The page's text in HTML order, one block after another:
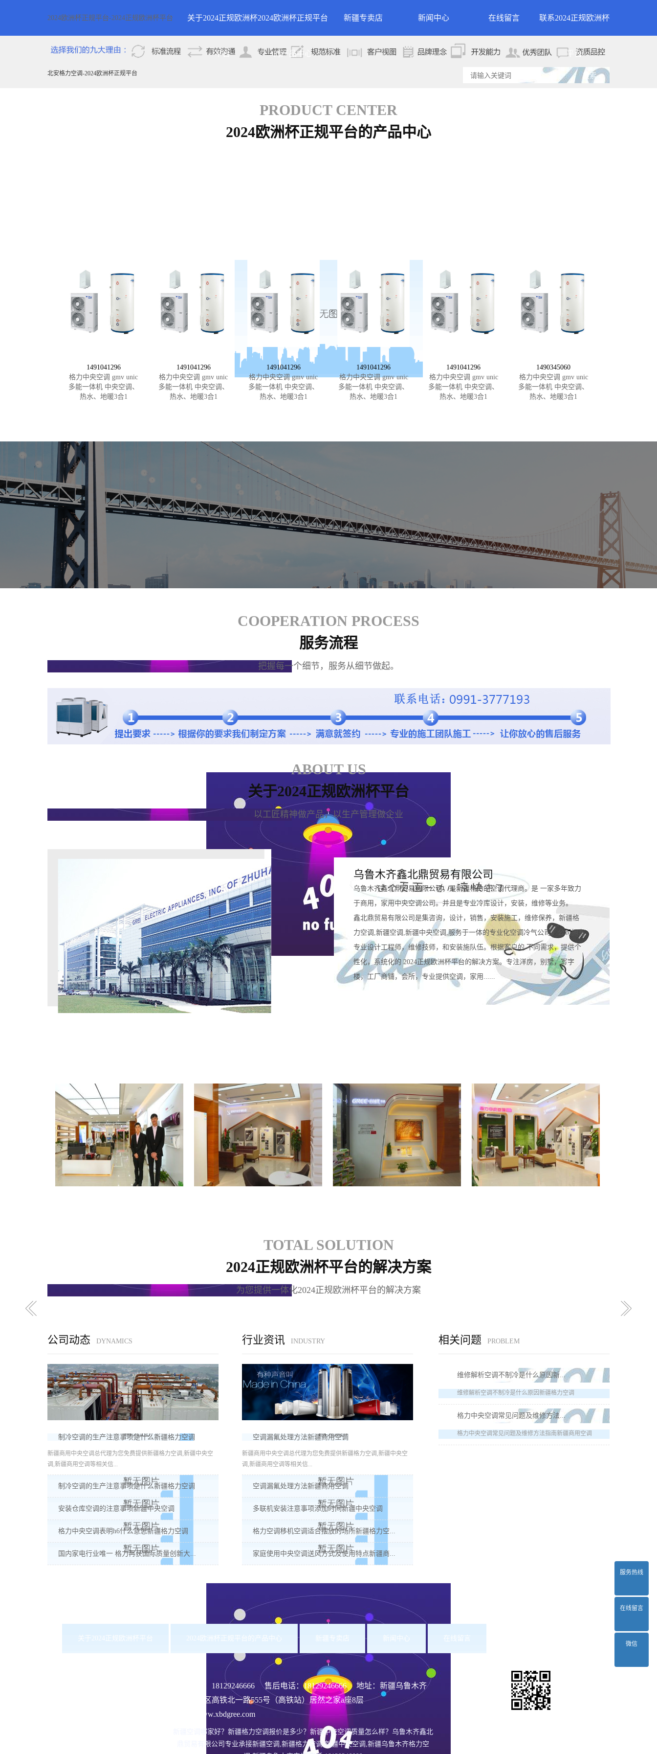
2024欧洲杯正规平台-2024正规欧洲杯平台 关于2024正规欧洲杯
平台
2024欧洲杯正规平台的
2024欧洲杯正规平台
的产品中心
新疆专卖店 新闻中心 在线留言 联系2024正规欧洲杯
平台
北安格力空调-2024欧洲杯正规平台
PRODUCT CENTER
2024欧洲杯正规平台的产品中心
1491041296
格力中央空调 gmv unic
多能一体机 中央空调、
热水、地暖3合1
1491041296
格力中央空调 gmv unic
多能一体机 中央空调、
热水、地暖3合1
1491041296
格力中央空调 gmv unic
多能一体机 中央空调、
热水、地暖3合1
1491041296
格力中央空调 gmv unic
多能一体机 中央空调、
热水、地暖3合1
1491041296
格力中央空调 gmv unic
多能一体机 中央空调、
热水、地暖3合1
1490345060
格力中央空调 gmv unic
多能一体机 中央空调、
热水、地暖3合1
COOPERATION PROCESS
服务流程
把握每一个细节，服务从细节做起。
ABOUT US
关于2024正规欧洲杯平台
以工匠精神做产品，以生产管理做企业
乌鲁木齐鑫北鼎贸易有限公司
乌鲁木齐鑫北鼎贸易有限公司，是新疆格力的空调代理商。是 一家多年致力
于商用，家用中央空调公司。并且是专业冷库设计，安装，维修等业务。
鑫北鼎贸易有限公司是集咨询，设计，销售，安装施工，维修保养，新疆格
力空调,新疆空调,新疆中央空调,服务于一体的专业化空调冷气公司。公司拥有
专业设计工程师，维修技师，和安装施队伍。根据客户的 不同需求，提供个
性化，系统化的 2024正规欧洲杯平台的解决方案。专注洋房，别墅，写字
楼，工厂商铺，会所，专业提供空调，家用......
TOTAL SOLUTION
2024正规欧洲杯平台的解决方案
为您提供一体化2024正规欧洲杯平台的解决方案
公司动态 DYNAMICS
制冷空调的生产注意事项是什么新疆格力空调
新疆商用中央空调总代理为您免费提供新疆格力空调,新疆中央空
调,新疆商用空调等相关信...
制冷空调的生产注意事项是什么新疆格力空调
安装仓库空调的注意事项新疆中央空调
格力中央空调表明h6什么意思新疆格力空调
国内家电行业唯一 格力再获国际质量创新大...
行业资讯 INDUSTRY
空调漏氟处理方法新疆商用空调
新疆商用中央空调总代理为您免费提供新疆格力空调,新疆中央空
调,新疆商用空调等相关信...
空调漏氟处理方法新疆商用空调
多联机安装注意事项添加时间新疆中央空调
格力空调移机空调适合摆放的场所新疆格力空...
家庭使用中央空调送风方式及使用特点新疆商...
相关问题 PROBLEM
维修解析空调不制冷是什么原因新...
维修解析空调不制冷是什么原因新疆格力空调
格力中央空调常见问题及维修方法...
格力中央空调常见问题及维修方法指南新疆商用空调
关于2024正规欧洲杯平台 2024欧洲杯正规平台的产品中心 新疆专卖店 新闻中心 在线留言
18129246666 售后电话：18129246666 地址：新疆乌鲁木齐
沙依巴克区高铁北一路555号（高铁站）居然之家a座8层
网址：www.xbdgree.com
新疆空调哪家好？新疆格力空调报价是多少？新疆中央空调质量怎么样？乌鲁木齐鑫北
鼎贸易有限公司专业承接新疆空调,新疆格力空调,新疆中央空调,新疆乌鲁木齐格力空
服务热线
在线留言
微信